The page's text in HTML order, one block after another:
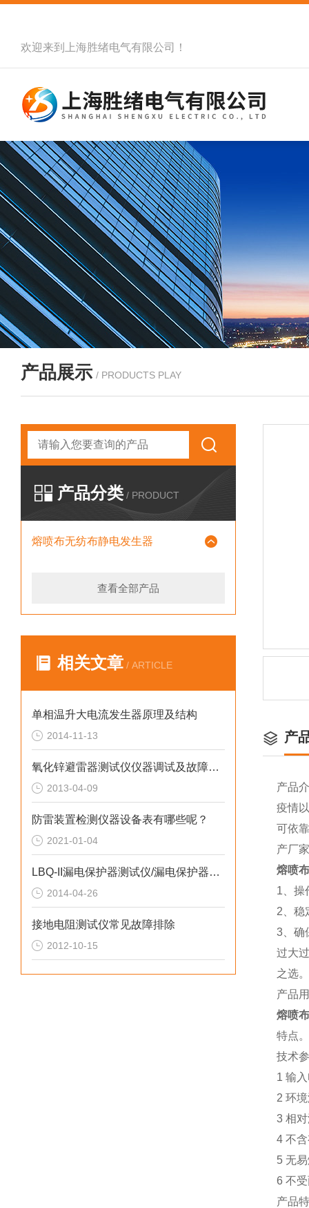
欢迎来到 上海胜绪电气有限公司 ！
产品展示 / PRODUCTS PLAY
产品分类 / PRODUCT
熔喷布无纺布静电发生器
查看全部产品
相关文章 / ARTICLE
单相温升大电流发生器原理及结构
2014-11-13
氧化锌避雷器测试仪仪器调试及故障处理
2013-04-09
防雷装置检测仪器设备表有哪些呢？
2021-01-04
LBQ-II漏电保护器测试仪/漏电保护器测量仪
2014-04-26
接地电阻测试仪常见故障排除
2012-10-15
产
产品
疫情
可依
产厂
熔喷
1、
2、稳
3、确
过大
之选。
产品
熔喷
特点。
技术
1 输
2 环
3 相
4 不
5 无
6 不
产品